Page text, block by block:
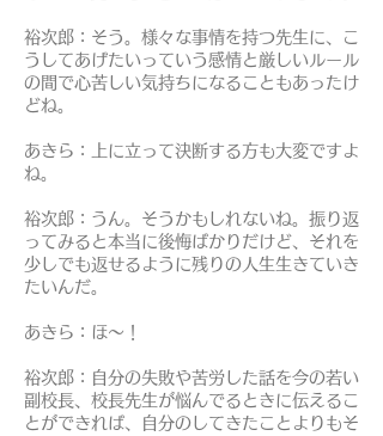
裕次郎：そう。様々な事情を持つ先生に、こ
うしてあげたいっていう感情と厳しいルール
の間で心苦しい気持ちになることもあったけ
どね。
あきら：上に立って決断する方も大変ですよ
ね。
裕次郎：うん。そうかもしれないね。振り返
ってみると本当に後悔ばかりだけど、それを
少しでも返せるように残りの人生生きていき
たいんだ。
あきら：ほ～！
裕次郎：自分の失敗や苦労した話を今の若い
副校長、校長先生が悩んでるときに伝えるこ
とができれば、自分のしてきたことよりもそ